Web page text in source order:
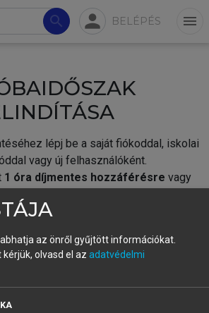
search person BELÉPÉS menu
lépj be a saját fiókoddal, iskolai
vagy új felhasználóként.
1 óra díjmentes hozzáférésre vagy
vagy hozz létre új fiókot.
apróbaidőszakautomatikusan
FIÓKKAL
az önről gyűjtött információkat.
olvasd el az adatvédelmi